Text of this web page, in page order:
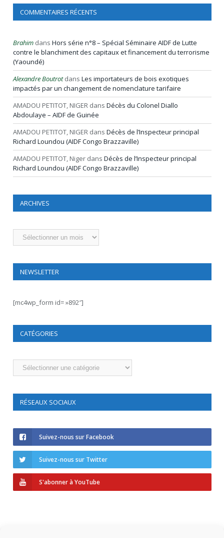
COMMENTAIRES RÉCENTS
Brahim dans Hors série n°8 – Spécial Séminaire AIDF de Lutte
contre le blanchiment des capitaux et financement du terrorisme
(Yaoundé)
Alexandre Boutrotdans Les importateurs de bois exotiques
impactés par un changement de nomenclature tarifaire
AMADOU PETITOT, NIGER dans Décès du Colonel Diallo
Abdoulaye – AIDF de Guinée
AMADOU PETITOT, NIGER dans Décès de l’Inspecteur principal
Richard Loundou (AIDF Congo Brazzaville)
AMADOU PETITOT, Niger dans Décès de l’Inspecteur principal
Richard Loundou (AIDF Congo Brazzaville)
ARCHIVES
Archives
NEWSLETTER
[mc4wp_form id= »892″]
CATÉGORIES
Catégories
RÉSEAUX SOCIAUX
Suivez-nous sur Facebook
Suivez-nous sur Twitter
S'abonner à YouTube